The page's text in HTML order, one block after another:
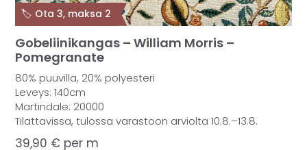
Gobeliinikangas – William Morris –
Pomegranate
80% puuvilla, 20% polyesteri
Leveys: 140cm
Martindale: 20000
Tilattavissa, tulossa varastoon arviolta 10.8.–13.8.
39,90 € per m
🏷️ Ota 3, maksa 2